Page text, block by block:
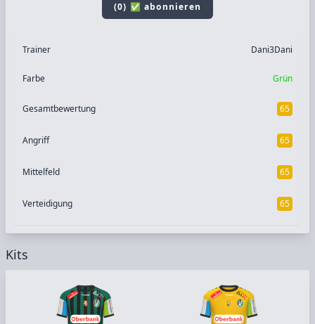
(0) ✅ abonnieren
Trainer Dani3Dani
Farbe Grün
Gesamtbewertung 65
Angriff 65
Mittelfeld 65
Verteidigung 65
Kits